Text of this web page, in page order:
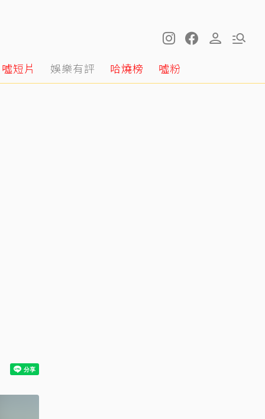
噓短片 娛樂有評 哈燒榜 噓粉